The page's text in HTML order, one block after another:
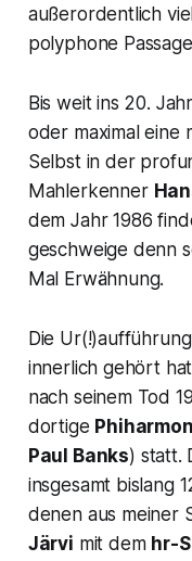
außerordentlich
polyphone
Bis weit ins 20.
oder maximal eine
Selbst in der
Mahlerkenner
dem Jahr 1986
geschweige denn
Mal Erwähnung.
Die
innerlich gehört
nach seinem Tod
dortige
Paul Banks) statt.
insgesamt bislang
denen aus meiner
Järvi mit dem hr-